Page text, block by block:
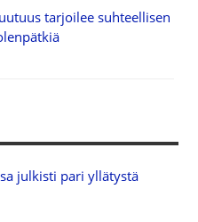
tarjoilee suhteellisen
julkisti pari yllätystä